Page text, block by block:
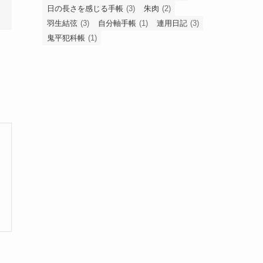
日の長さを感じる手帳 (3) 朱肉 (2)
羽生結弦 (3) 自分軸手帳 (1) 連用日記 (3)
鬼平犯科帳 (1)